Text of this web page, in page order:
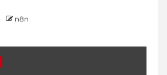
n8n